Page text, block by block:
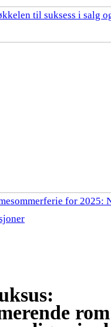
til suksess i salg
for 2025: